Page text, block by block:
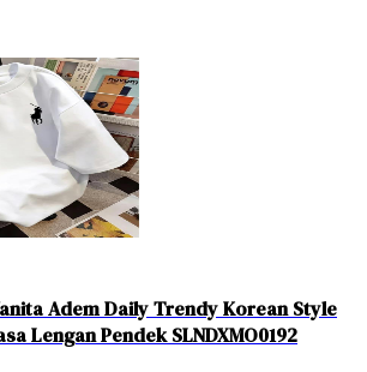
Adem Daily Trendy Korean Style
Lengan Pendek SLNDXMO0192